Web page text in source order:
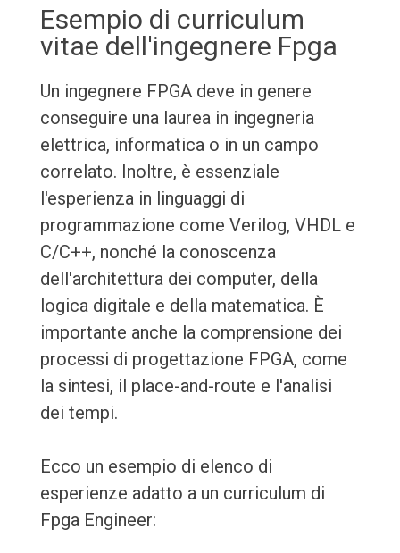
Esempio di curriculum
vitae dell'ingegnere Fpga
Un ingegnere FPGA deve in genere
conseguire una laurea in ingegneria
elettrica, informatica o in un campo
correlato. Inoltre, è essenziale
l'esperienza in linguaggi di
programmazione come Verilog, VHDL e
C/C++, nonché la conoscenza
dell'architettura dei computer, della
logica digitale e della matematica. È
importante anche la comprensione dei
processi di progettazione FPGA, come
la sintesi, il place-and-route e l'analisi
dei tempi.
Ecco un esempio di elenco di
esperienze adatto a un curriculum di
Fpga Engineer: